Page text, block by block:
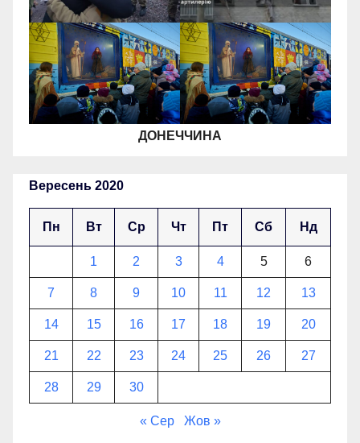
ДОНЕЧЧИНА
Вересень 2020
Пн Вт Ср Чт Пт Сб Нд
1 2 3 4 5 6
7 8 9 10 11 12 13
14 15 16 17 18 19 20
21 22 23 24 25 26 27
28 29 30
« Сер Жов »